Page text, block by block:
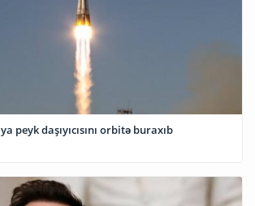
peyk daşıyıcısını orbitə buraxıb